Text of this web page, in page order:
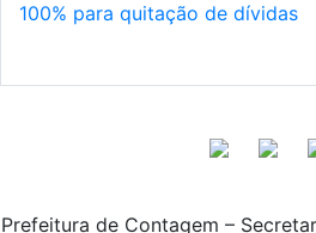
100% para quitação de dívidas
Prefeitura de Contagem –